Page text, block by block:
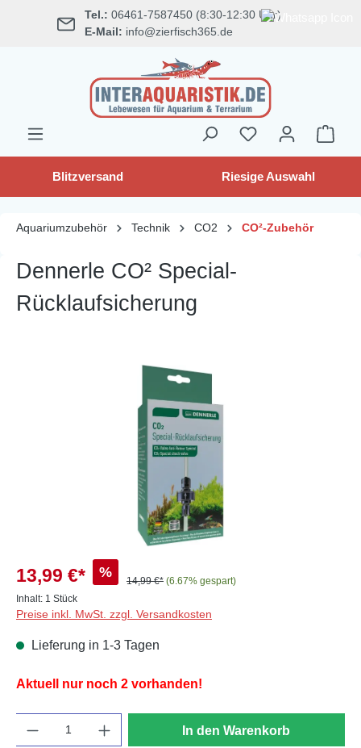
springen Tel.: 06461-7587450 (8:30-12:30 Uhr)
E-Mail: info@zierfisch365.de
Blitzversand Riesige Auswahl
Aquariumzubehör Technik CO2 CO²-Zubehör
Dennerle CO² Special-
Rücklaufsicherung
Bildergalerie überspringen
13,99 €* %
14,99 €* (6.67% gespart)
Inhalt: 1 Stück
Preise inkl. MwSt. zzgl. Versandkosten
Lieferung in 1-3 Tagen
Aktuell nur noch 2 vorhanden!
In den Warenkorb